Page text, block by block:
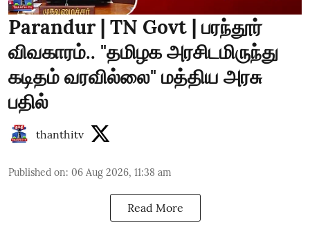
Parandur | TN Govt | பரந்தூர்
விவகாரம்.. "தமிழக அரசிடமிருந்து
கடிதம் வரவில்லை" மத்திய அரசு
பதில்
thanthitv
Published on: 06 Aug 2026, 11:38 am
Read More